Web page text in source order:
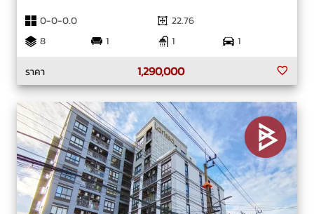
0-0-0.0
22.76
8
1 1
1
ราคา
1,290,000